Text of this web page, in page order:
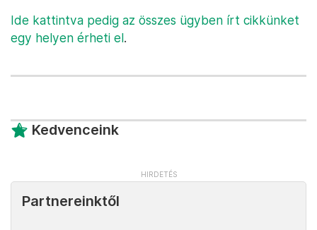
Ide kattintva pedig az összes ügyben írt cikkünket
egy helyen érheti el.
Kedvenceink
Partnereinktől